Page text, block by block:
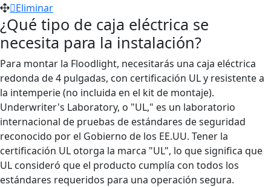
Eliminar
¿Qué tipo de caja eléctrica se
necesita para la instalación?
Para montar la Floodlight, necesitarás una caja eléctrica
redonda de 4 pulgadas, con certificación UL y resistente a
la intemperie (no incluida en el kit de montaje).
Underwriter's Laboratory, o "UL," es un laboratorio
internacional de pruebas de estándares de seguridad
reconocido por el Gobierno de los EE.UU. Tener la
certificación UL otorga la marca "UL", lo que significa que
UL consideró que el producto cumplía con todos los
estándares requeridos para una operación segura.